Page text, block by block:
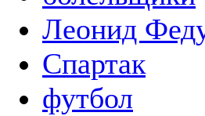
Леонид
Спартак
футбол